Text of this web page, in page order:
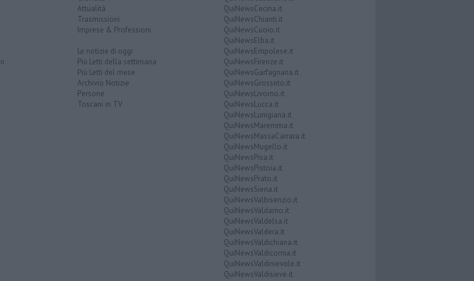
Attualità
Trasmissioni
Imprese & Professioni
Le notizie di oggi
Più Letti della settimana
Più Letti del mese
Archivio Notizie
Persone
Toscani in TV
QuiNewsCecina.it
QuiNewsChianti.it
QuiNewsCuoio.it
QuiNewsElba.it
QuiNewsEmpolese.it
QuiNewsFirenze.it
QuiNewsGarfagnana.it
QuiNewsGrosseto.it
QuiNewsLivorno.it
QuiNewsLucca.it
QuiNewsLunigiana.it
QuiNewsMaremma.it
QuiNewsMassaCarrara.it
QuiNewsMugello.it
QuiNewsPisa.it
QuiNewsPistoia.it
QuiNewsPrato.it
QuiNewsSiena.it
QuiNewsValbisenzio.it
QuiNewsValdarno.it
QuiNewsValdelsa.it
QuiNewsValdera.it
QuiNewsValdichiana.it
QuiNewsValdicornia.it
QuiNewsValdinievole.it
QuiNewsValdisieve.it